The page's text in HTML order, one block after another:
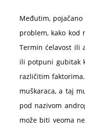
Međutim,
problem, kako kod
Termin ćelavost ili
ili potpuni gubitak
različitim
muškaraca, a taj
pod nazivom
može biti veoma